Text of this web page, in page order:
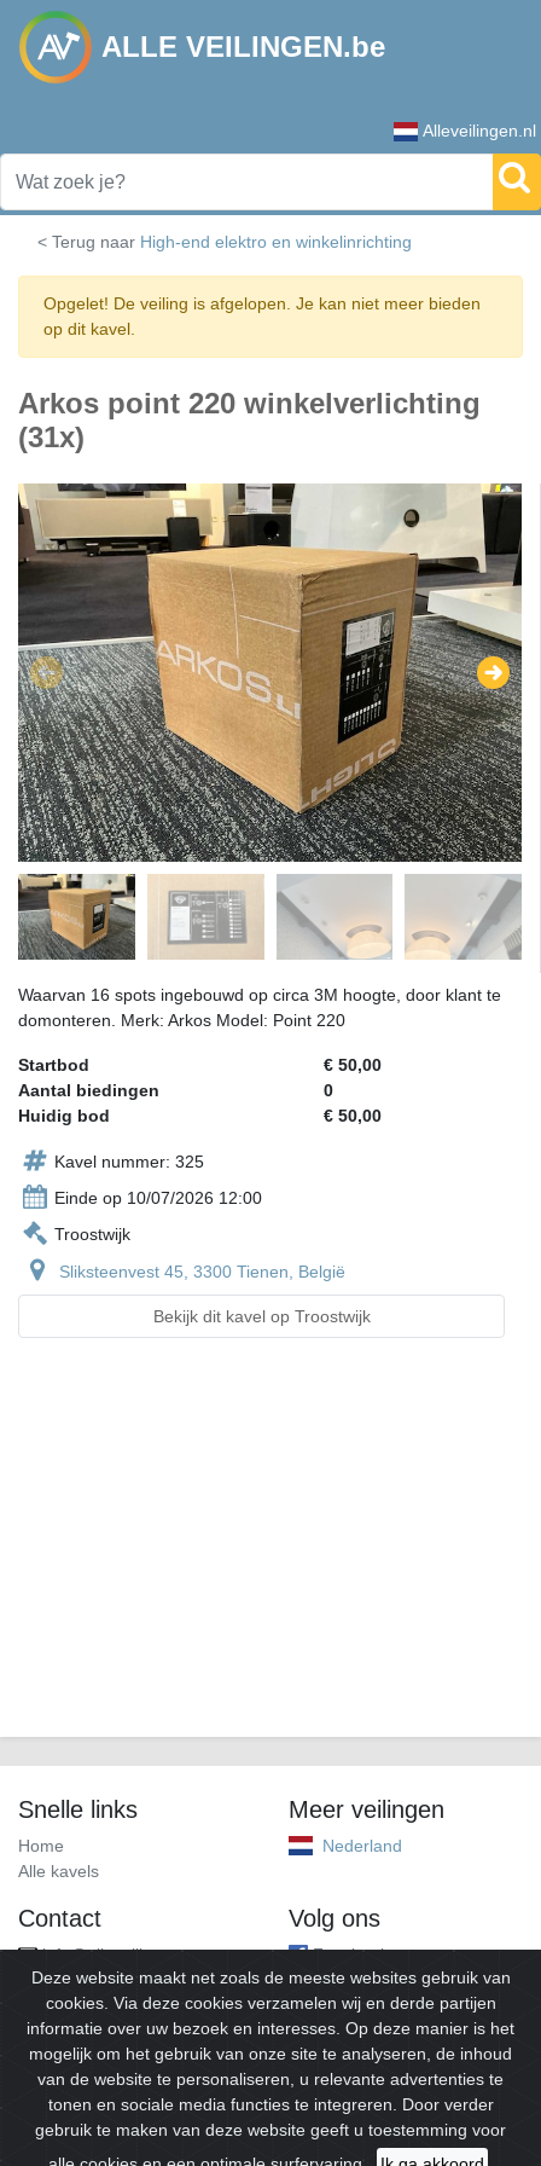
ALLE VEILINGEN.be
Alleveilingen.nl
< Terug naar High-end elektro en winkelinrichting
Opgelet! De veiling is afgelopen. Je kan niet meer bieden
op dit kavel.
Arkos point 220 winkelverlichting
(31x)
Waarvan 16 spots ingebouwd op circa 3M hoogte, door klant te
domonteren. Merk: Arkos Model: Point 220
Startbod
€ 50,00
Aantal biedingen
0
Huidig bod
€ 50,00
Kavel nummer: 325
Einde op 10/07/2026 12:00
Troostwijk
Sliksteenvest 45, 3300 Tienen, België
Bekijk dit kavel op Troostwijk
Snelle links
Home
Alle kavels
Meer veilingen
Nederland
Contact
info@alleveilingen.net
Volg ons
Facebook
© 2026Alleveilingen.Alle rechten voorbehouden.
Deze website maakt net zoals de meeste websites gebruik van
cookies. Via deze cookies verzamelen wij en derde partijen
informatie over uw bezoek en interesses. Op deze manier is het
mogelijk om het gebruik van onze site te analyseren, de inhoud
van de website te personaliseren, u relevante advertenties te
tonen en sociale media functies te integreren. Door verder
gebruik te maken van deze website geeft u toestemming voor